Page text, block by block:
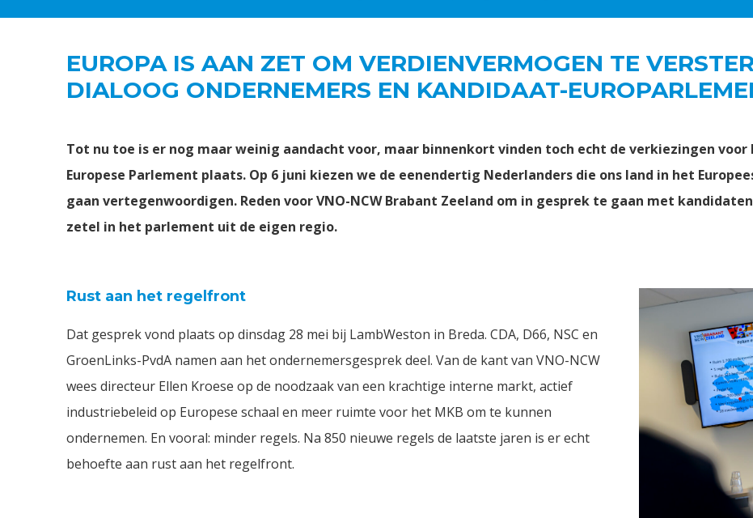
EUROPA IS AAN ZET OM VERDIENVERMOGEN TE
DIALOOG ONDERNEMERS EN KANDIDAAT-
Tot nu toe is er nog maar weinig aandacht voor, maar binnenkort vinden toch echt de verkiezingen voor
Europese Parlement plaats. Op 6 juni kiezen we de eenendertig Nederlanders die ons land in het
gaan vertegenwoordigen. Reden voor VNO-NCW Brabant Zeeland om in gesprek te gaan met
zetel in het parlement uit de eigen regio.
Rust aan het regelfront
Dat gesprek vond plaats op dinsdag 28 mei bij LambWeston in Breda. CDA, D66, NSC en
GroenLinks-PvdA namen aan het ondernemersgesprek deel. Van de kant van VNO-NCW
wees directeur Ellen Kroese op de noodzaak van een krachtige interne markt, actief
industriebeleid op Europese schaal en meer ruimte voor het MKB om te kunnen
ondernemen. En vooral: minder regels. Na 850 nieuwe regels de laatste jaren is er echt
behoefte aan rust aan het regelfront.